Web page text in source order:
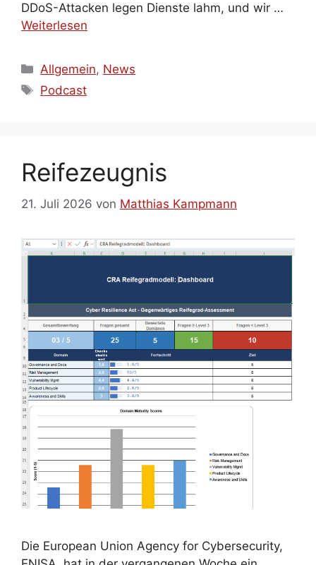
DDoS-Attacken legen Dienste lahm, und wir …
Weiterlesen
Kategorien
Allgemein, News
Schlagwörter
Podcast
Reifezeugnis
21. Juli 2026 von Matthias Kampmann
Die European Union Agency for Cybersecurity,